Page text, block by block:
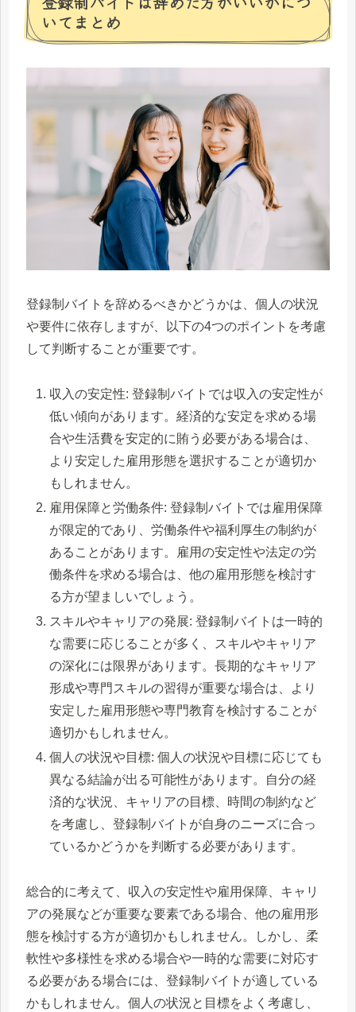
いてまとめ
登録制バイトを辞めるべきかどうかは、個人の状況
や要件に依存しますが、以下の4つのポイントを考慮
して判断することが重要です。
収入の安定性: 登録制バイトでは収入の安定性が
低い傾向があります。経済的な安定を求める場
合や生活費を安定的に賄う必要がある場合は、
より安定した雇用形態を選択することが適切か
もしれません。
雇用保障と労働条件: 登録制バイトでは雇用保障
が限定的であり、労働条件や福利厚生の制約が
あることがあります。雇用の安定性や法定の労
働条件を求める場合は、他の雇用形態を検討す
る方が望ましいでしょう。
スキルやキャリアの発展: 登録制バイトは一時的
な需要に応じることが多く、スキルやキャリア
の深化には限界があります。長期的なキャリア
形成や専門スキルの習得が重要な場合は、より
安定した雇用形態や専門教育を検討することが
適切かもしれません。
個人の状況や目標: 個人の状況や目標に応じても
異なる結論が出る可能性があります。自分の経
済的な状況、キャリアの目標、時間の制約など
を考慮し、登録制バイトが自身のニーズに合っ
ているかどうかを判断する必要があります。
総合的に考えて、収入の安定性や雇用保障、キャリ
アの発展などが重要な要素である場合、他の雇用形
態を検討する方が適切かもしれません。しかし、柔
軟性や多様性を求める場合や一時的な需要に対応す
る必要がある場合には、登録制バイトが適している
かもしれません。個人の状況と目標をよく考慮し、